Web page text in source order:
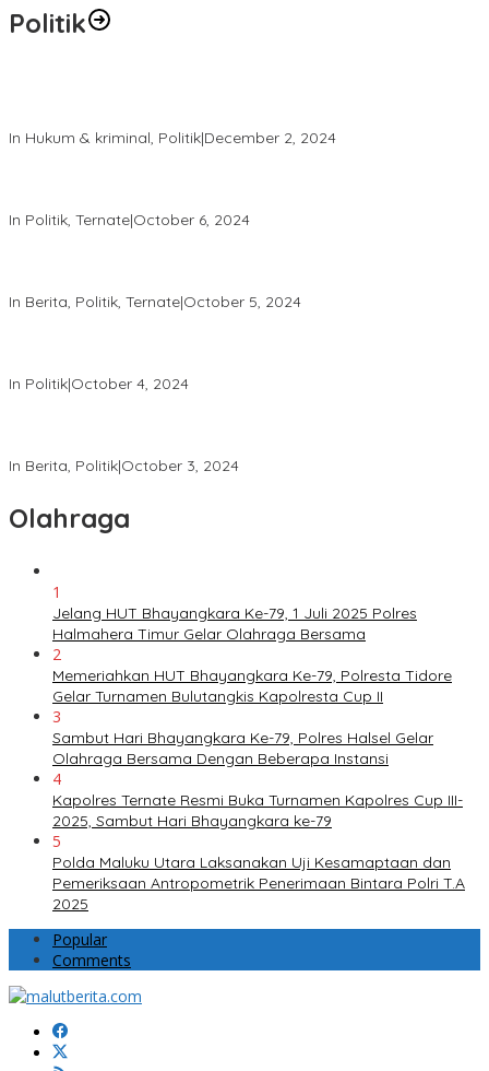
Politik
In Hukum & kriminal, Politik|December 2, 2024
In Politik, Ternate|October 6, 2024
In Berita, Politik, Ternate|October 5, 2024
In Politik|October 4, 2024
In Berita, Politik|October 3, 2024
Olahraga
1
Jelang HUT Bhayangkara Ke-79, 1 Juli 2025 Polres
Halmahera Timur Gelar Olahraga Bersama
2
Memeriahkan HUT Bhayangkara Ke-79, Polresta Tidore
Gelar Turnamen Bulutangkis Kapolresta Cup II
3
Sambut Hari Bhayangkara Ke-79, Polres Halsel Gelar
Olahraga Bersama Dengan Beberapa Instansi
4
Kapolres Ternate Resmi Buka Turnamen Kapolres Cup III-
2025, Sambut Hari Bhayangkara ke-79
5
Polda Maluku Utara Laksanakan Uji Kesamaptaan dan
Pemeriksaan Antropometrik Penerimaan Bintara Polri T.A
2025
Popular
Comments